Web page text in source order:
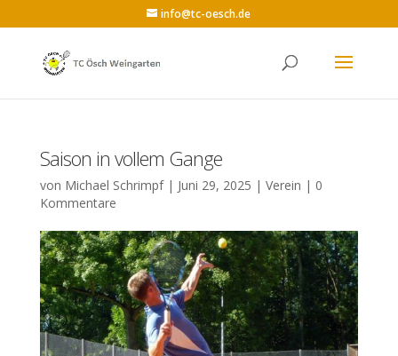
info@tc-oesch.de
Saison in vollem Gange
von Michael Schrimpf| Juni 29, 2025 | Verein | 0
Kommentare